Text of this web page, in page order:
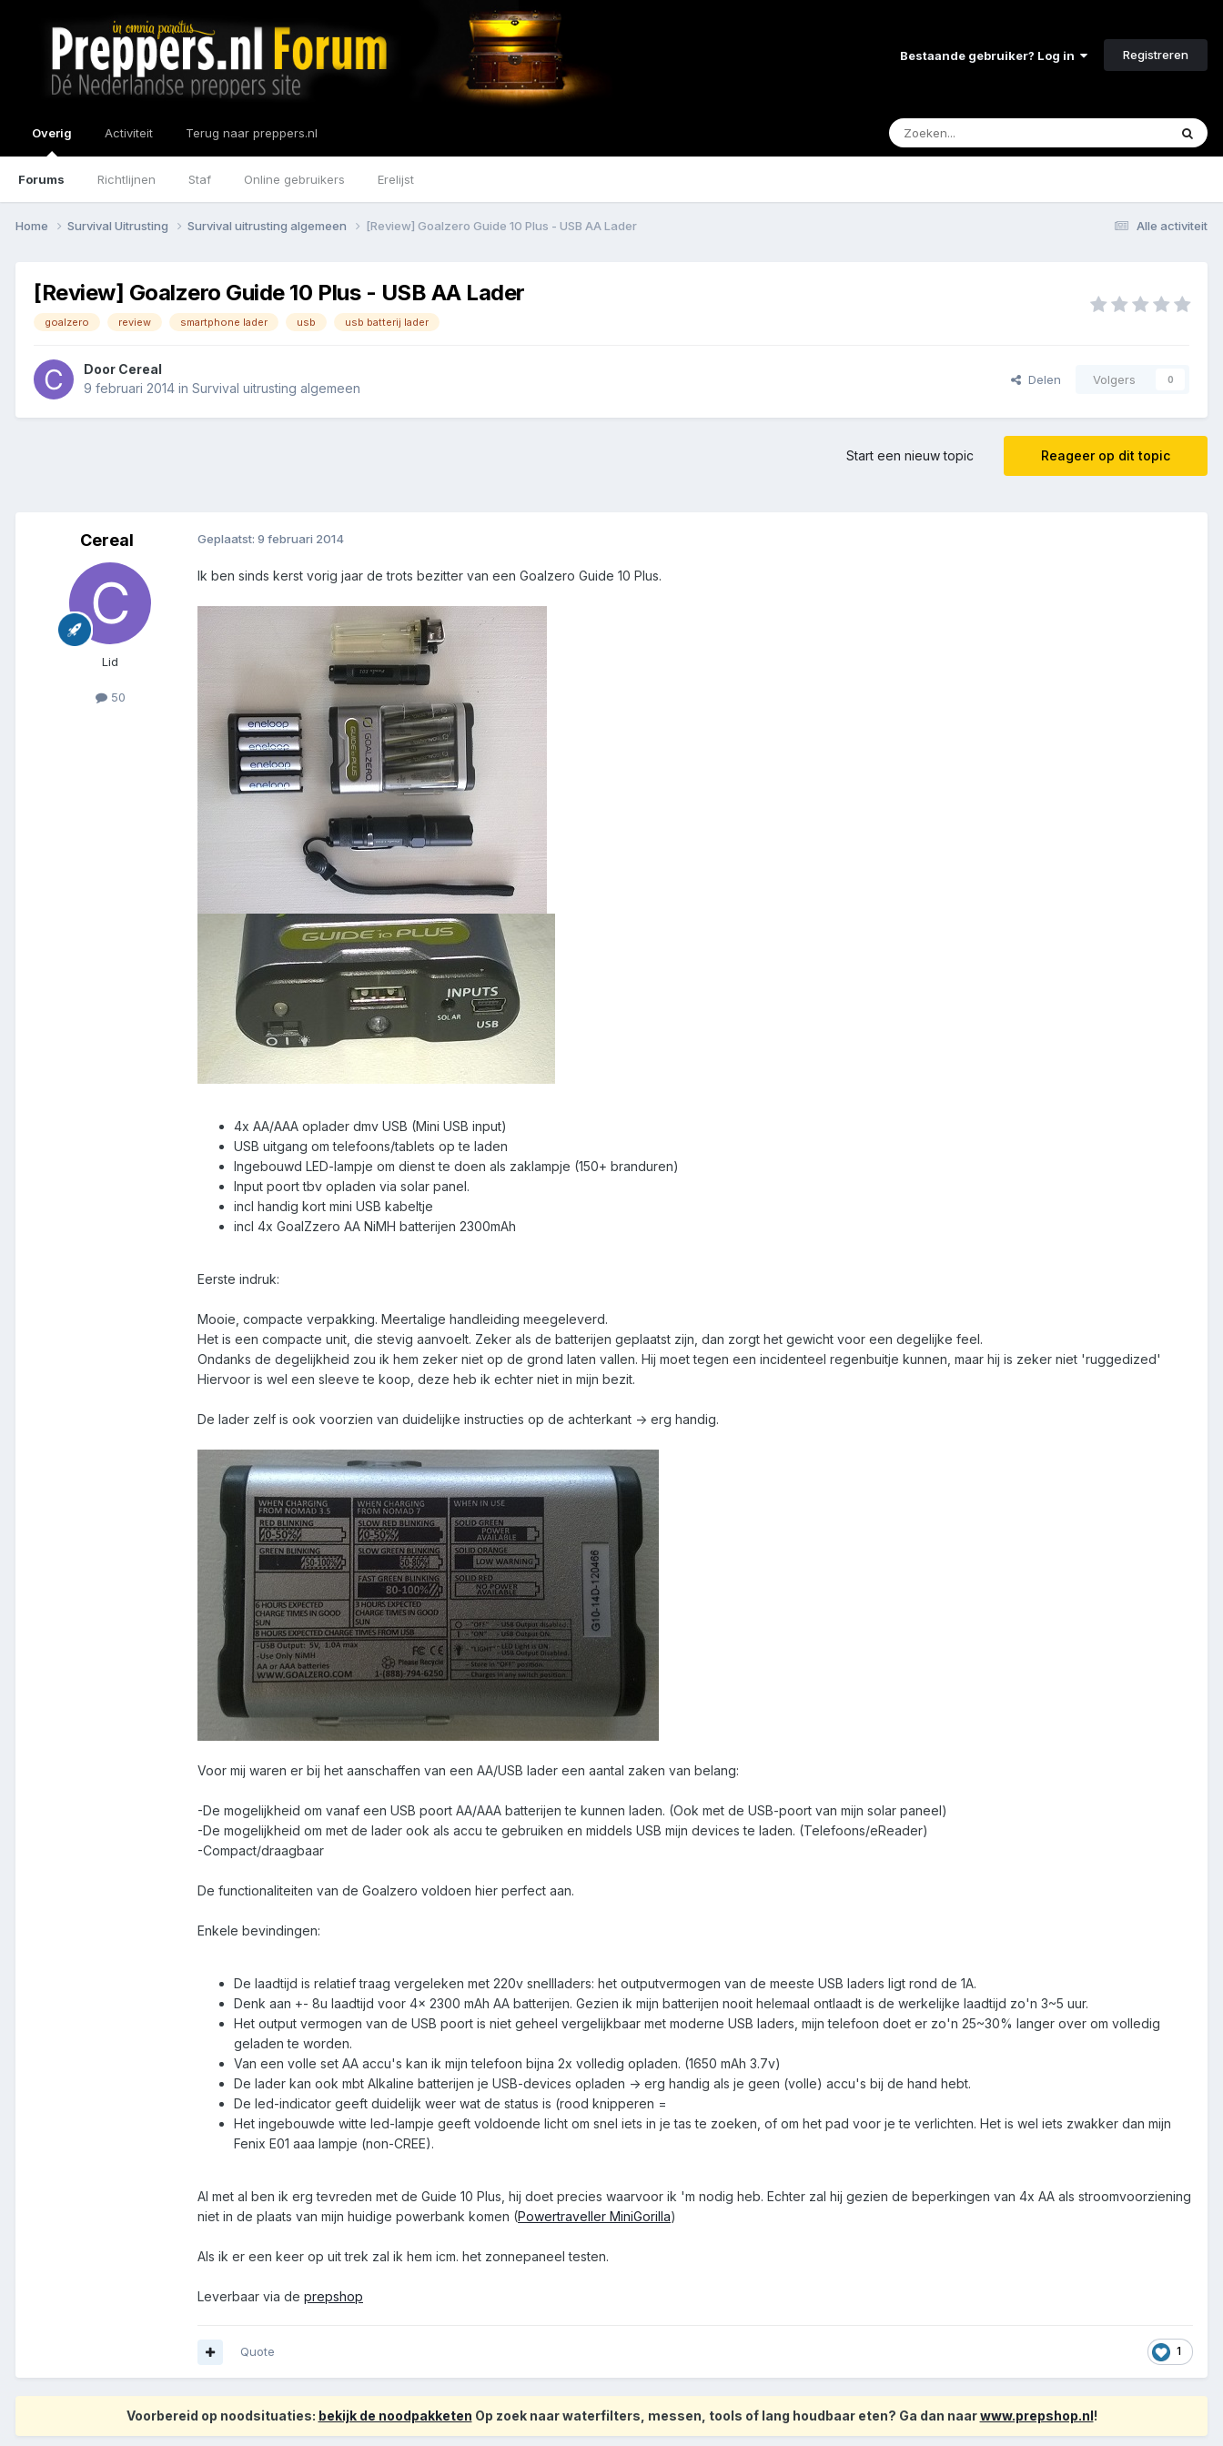
Bestaande gebruiker? Log in Registreren
Overig
Forums Richtlijnen Staf Online gebruikers Erelijst
Activiteit Terug naar preppers.nl
Alle activiteit
Home Survival Uitrusting Survival uitrusting algemeen [Review] Goalzero Guide 10 Plus - USB AA Lader
[Review] Goalzero Guide 10 Plus - USB AA Lader
goalzero review smartphone lader usb usb batterij lader
Door Cereal
9 februari 2014 in Survival uitrusting algemeen
Delen Volgers 0
Reageer op dit topic
Start een nieuw topic
Cereal
Lid
50
Geplaatst: 9 februari 2014
Ik ben sinds kerst vorig jaar de trots bezitter van een Goalzero Guide 10 Plus.
4x AA/AAA oplader dmv USB (Mini USB input)
USB uitgang om telefoons/tablets op te laden
Ingebouwd LED-lampje om dienst te doen als zaklampje (150+ branduren)
Input poort tbv opladen via solar panel.
incl handig kort mini USB kabeltje
incl 4x GoalZzero AA NiMH batterijen 2300mAh
Eerste indruk:
Mooie, compacte verpakking. Meertalige handleiding meegeleverd.
Het is een compacte unit, die stevig aanvoelt. Zeker als de batterijen geplaatst zijn, dan zorgt het gewicht voor een degelijke feel.
Ondanks de degelijkheid zou ik hem zeker niet op de grond laten vallen. Hij moet tegen een incidenteel regenbuitje kunnen, maar hij is zeker niet 'ruggedized'
Hiervoor is wel een sleeve te koop, deze heb ik echter niet in mijn bezit.
De lader zelf is ook voorzien van duidelijke instructies op de achterkant -> erg handig.
Voor mij waren er bij het aanschaffen van een AA/USB lader een aantal zaken van belang:
-De mogelijkheid om vanaf een USB poort AA/AAA batterijen te kunnen laden. (Ook met de USB-poort van mijn solar paneel)
-De mogelijkheid om met de lader ook als accu te gebruiken en middels USB mijn devices te laden. (Telefoons/eReader)
-Compact/draagbaar
De functionaliteiten van de Goalzero voldoen hier perfect aan.
Enkele bevindingen:
De laadtijd is relatief traag vergeleken met 220v snellladers: het outputvermogen van de meeste USB laders ligt rond de 1A.
Denk aan +- 8u laadtijd voor 4x 2300 mAh AA batterijen. Gezien ik mijn batterijen nooit helemaal ontlaadt is de werkelijke laadtijd zo'n 3~5 uur.
Het output vermogen van de USB poort is niet geheel vergelijkbaar met moderne USB laders, mijn telefoon doet er zo'n 25~30% langer over om volledig
geladen te worden.
Van een volle set AA accu's kan ik mijn telefoon bijna 2x volledig opladen. (1650 mAh 3.7v)
De lader kan ook mbt Alkaline batterijen je USB-devices opladen -> erg handig als je geen (volle) accu's bij de hand hebt.
De led-indicator geeft duidelijk weer wat de status is (rood knipperen =
Het ingebouwde witte led-lampje geeft voldoende licht om snel iets in je tas te zoeken, of om het pad voor je te verlichten. Het is wel iets zwakker dan mijn
Fenix E01 aaa lampje (non-CREE).
Al met al ben ik erg tevreden met de Guide 10 Plus, hij doet precies waarvoor ik 'm nodig heb. Echter zal hij gezien de beperkingen van 4x AA als stroomvoorziening
niet in de plaats van mijn huidige powerbank komen (Powertraveller MiniGorilla)
Als ik er een keer op uit trek zal ik hem icm. het zonnepaneel testen.
Leverbaar via de prepshop
1
Quote
Voorbereid op noodsituaties: bekijk de noodpakketen Op zoek naar waterfilters, messen, tools of lang houdbaar eten? Ga dan naarwww.prepshop.nl!